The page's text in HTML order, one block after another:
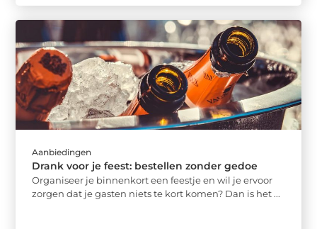
Aanbiedingen
Drank voor je feest: bestellen zonder gedoe
Organiseer je binnenkort een feestje en wil je ervoor
zorgen dat je gasten niets te kort komen? Dan is het ...